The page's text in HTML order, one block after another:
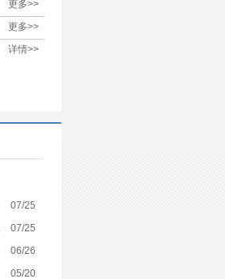
更多>>
更多>>
详情>>
07/25
07/25
06/26
05/20